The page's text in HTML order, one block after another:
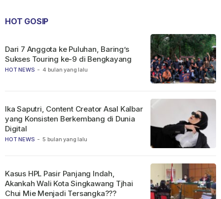
HOT GOSIP
HOT NEWS - 4 bulan yang lalu
Dari 7 Anggota ke Puluhan, Baring’s
Sukses Touring ke-9 di Bengkayang
HOT NEWS - 5 bulan yang lalu
Ika Saputri, Content Creator Asal Kalbar
yang Konsisten Berkembang di Dunia
Digital
Kasus HPL Pasir Panjang Indah,
Akankah Wali Kota Singkawang Tjhai
Chui Mie Menjadi Tersangka???